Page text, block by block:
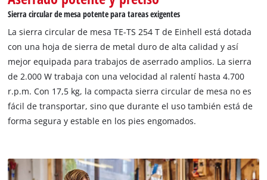
Sierra circular de mesa potente para tareas exigentes
La sierra circular de mesa TE-TS 254 T de Einhell está dotada
con una hoja de sierra de metal duro de alta calidad y así
mejor equipada para trabajos de aserrado amplios. La sierra
de 2.000 W trabaja con una velocidad al ralentí hasta 4.700
r.p.m. Con 17,5 kg, la compacta sierra circular de mesa no es
fácil de transportar, sino que durante el uso también está de
forma segura y estable en los pies engomados.